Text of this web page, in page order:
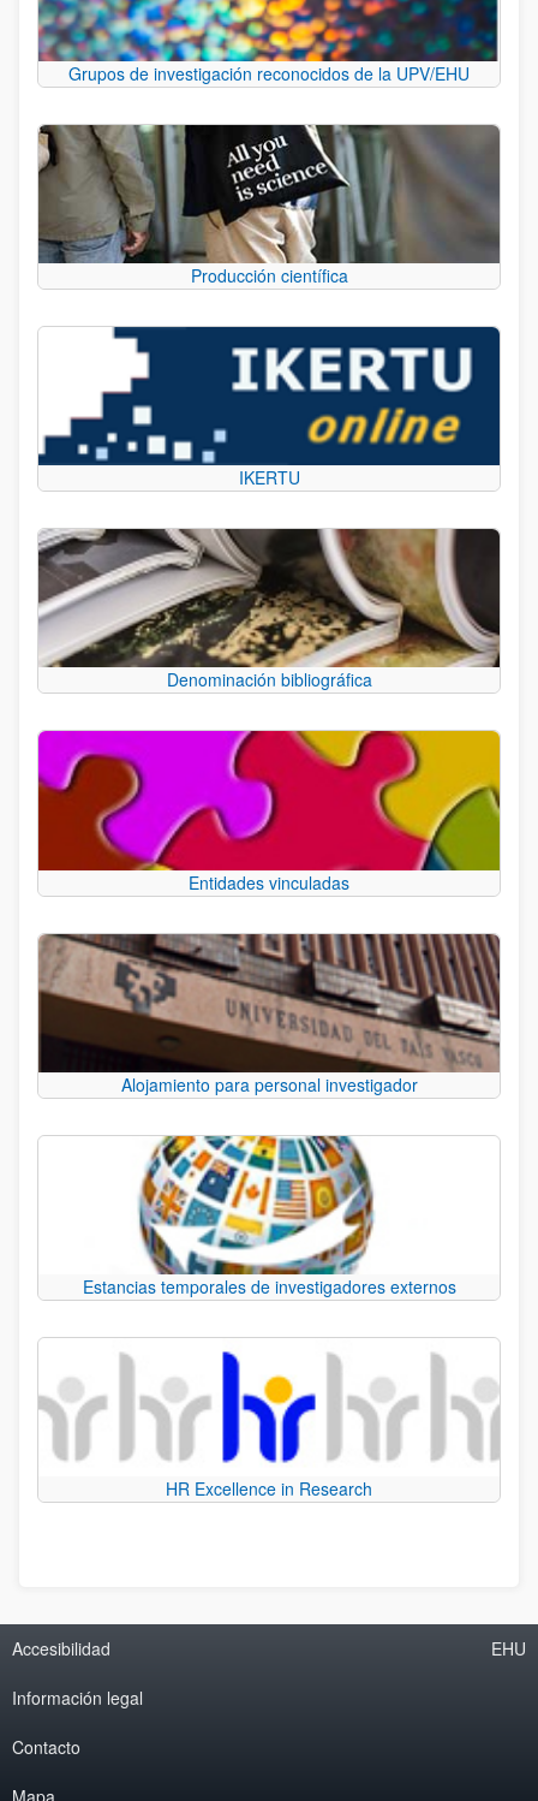
Grupos de investigación reconocidos de la UPV/EHU
Producción científica
IKERTU
Denominación bibliográfica
Entidades vinculadas
Alojamiento para personal investigador
Estancias temporales de investigadores externos
HR Excellence in Research
Accesibilidad
Información legal
Contacto
EHU